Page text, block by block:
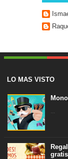
LO MAS VISTO
gratis